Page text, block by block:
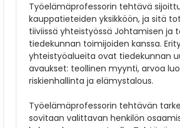
Työelämäprofessorin tehtävä
kauppatieteiden yksikköön, ja sitä
tiiviissä yhteistyössä Johtamisen ja
tiedekunnan toimijoiden kanssa.
yhteistyöalueita ovat tiedekunnan
avaukset: teollinen myynti, arvoa
riskienhallinta ja elämystalous.
Työelämäprofessorin tehtävän
sovitaan valittavan henkilön